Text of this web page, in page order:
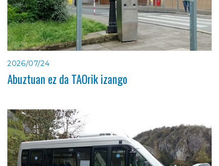
2026/07/24
Abuztuan ez da TAOrik izango